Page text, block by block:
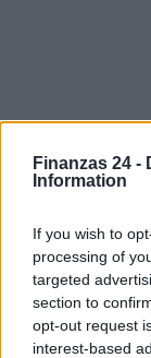
Finanzas 24 -
Information
If you wish to
processing of
targeted
section to
opt-out request
interest-based
Sigue
FINANZAS